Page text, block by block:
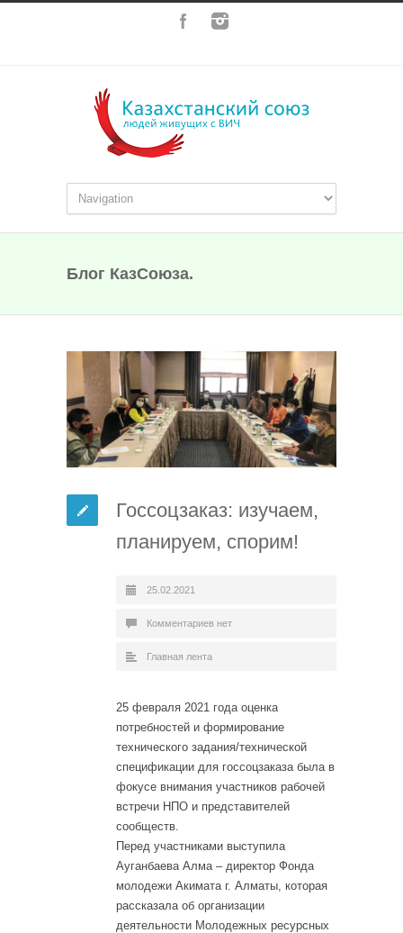
Блог КазСоюза.
Госсоцзаказ: изучаем,
планируем, спорим!
25.02.2021
Комментариев нет
Главная лента
25 февраля 2021 года оценка
потребностей и формирование
технического задания/технической
спецификации для госсоцзаказа была в
фокусе внимания участников рабочей
встречи НПО и представителей
сообществ.
Перед участниками выступила
Ауганбаева Алма – директор Фонда
молодежи Акимата г. Алматы, которая
рассказала об организации
деятельности Молодежных ресурсных